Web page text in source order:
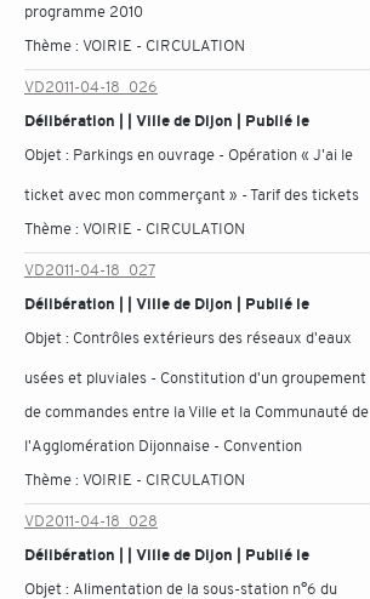
programme 2010
Thème :VOIRIE - CIRCULATION
VD2011-04-18_026
Délibération | | Ville de Dijon | Publié le
Objet : Parkings en ouvrage - Opération « J'ai le
ticket avec mon commerçant » - Tarif des tickets
Thème :VOIRIE - CIRCULATION
VD2011-04-18_027
Délibération | | Ville de Dijon | Publié le
Objet : Contrôles extérieurs des réseaux d'eaux
usées et pluviales - Constitution d'un groupement
de commandes entre la Ville et la Communauté de
l'Agglomération Dijonnaise - Convention
Thème :VOIRIE - CIRCULATION
VD2011-04-18_028
Délibération | | Ville de Dijon | Publié le
Objet : Alimentation de la sous-station n°6 du